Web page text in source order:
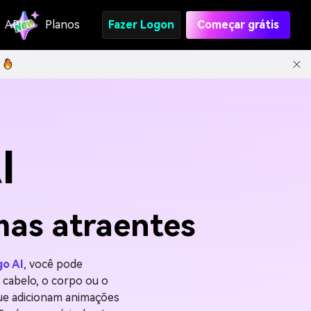
API Planos Fazer Logon Começar grátis
atraentes
AI, você pode
o corpo ou o
adicionam animações